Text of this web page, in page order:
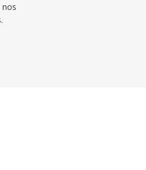
nos